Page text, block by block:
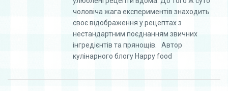
чоловіча жага експериментів знаходить
своє відображення у рецептах з
нестандартним поєднанням звичних
інгредієнтів та прянощів. Автор
кулінарного блогу Happy food